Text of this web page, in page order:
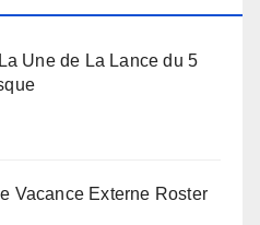
Une de La Lance du 5
Vacance Externe Roster